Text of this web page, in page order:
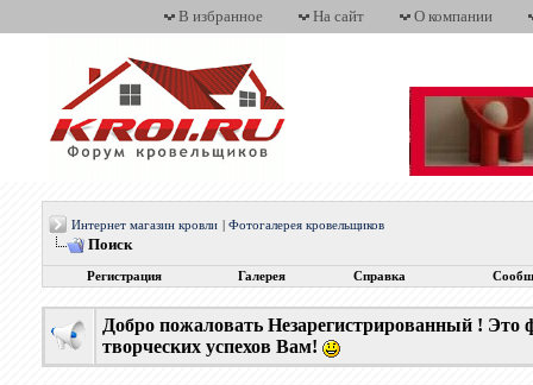
В избранное На сайт О компании
Интернет магазин кровли Фотогалерея кровельщиков
Поиск
Регистрация Галерея Справка
Добро пожаловать Незарегистрированный !
творческих успехов Вам!